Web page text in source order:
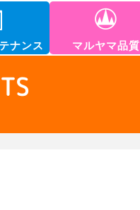
ナンス マルヤマ品質